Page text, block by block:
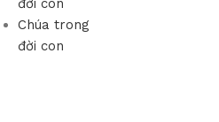
đời con
Chúa trong
đời con